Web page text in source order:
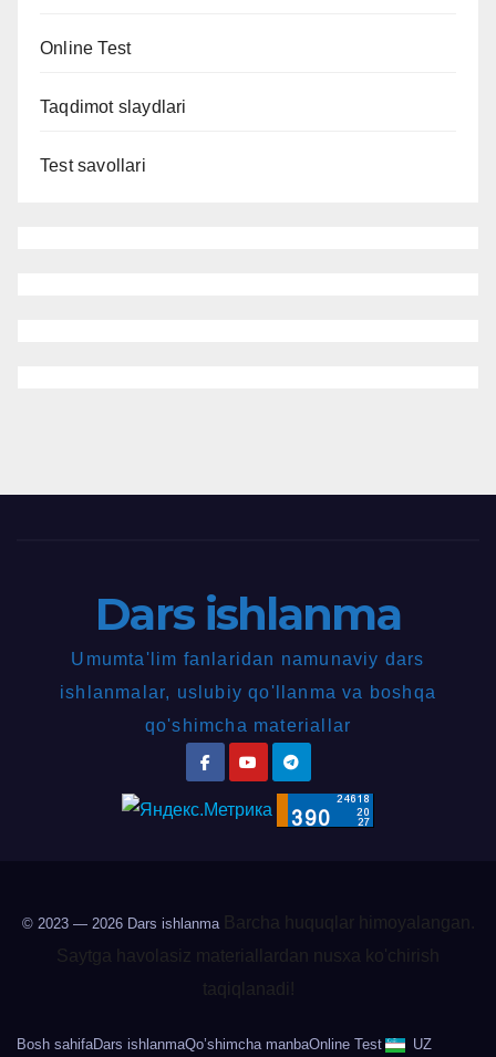
Online Test
Taqdimot slaydlari
Test savollari
Dars ishlanma
Umumta'lim fanlaridan namunaviy dars
ishlanmalar, uslubiy qo'llanma va boshqa
qo'shimcha materiallar
© 2023 — 2026Dars ishlanmaBarcha huquqlar himoyalangan.
Saytga havolasiz materiallardan nusxa ko'chirish
taqiqlanadi!
Bosh sahifaDars ishlanmaQo’shimcha manbaOnline Test UZ